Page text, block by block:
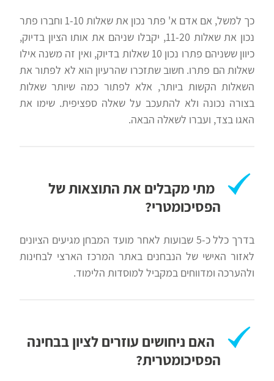
כך למשל, אם אדם א' פתר נכון את שאלות 1-10 וחברו פתר
נכון את שאלות 11-20, יקבלו שניהם את אותו הציון בדיוק,
כיוון ששניהם פתרו נכון 10 שאלות בדיוק, ואין זה משנה אילו
שאלות הם פתרו. חשוב שתזכרו שהרעיון הוא לא לפתור את
השאלות הקשות ביותר, אלא לפתור כמה שיותר שאלות
בצורה נכונה ולא להתעכב על שאלה ספציפית. שימו את
האגו בצד, ועברו לשאלה הבאה.
מתי מקבלים את התוצאות של
הפסיכומטרי?
בדרך כלל כ-5 שבועות לאחר מועד המבחן מגיעים הציונים
לאזור האישי של הנבחנים באתר המרכז הארצי לבחינות
ולהערכה ומדווחים במקביל למוסדות הלימוד.
האם ניחושים עוזרים לציון בבחינה
הפסיכומטרית?